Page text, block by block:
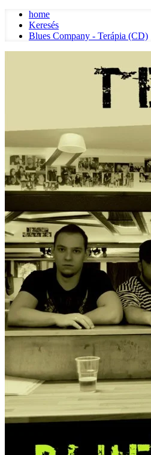
home
Keresés
Blues Company - Terápia (CD)